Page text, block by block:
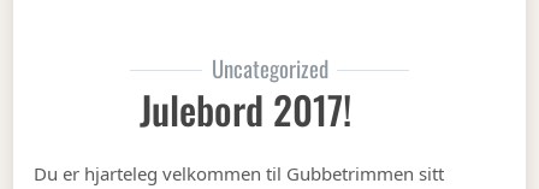
Uncategorized
Julebord 2017!
Du er hjarteleg velkommen til Gubbetrimmen sitt